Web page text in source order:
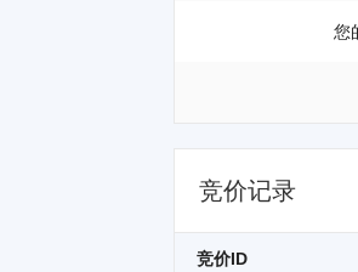
您
竞价记录
竞价ID